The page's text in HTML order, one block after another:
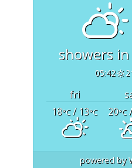
showers
05:42
fri
18°C/ 13°C 20°C
powered by